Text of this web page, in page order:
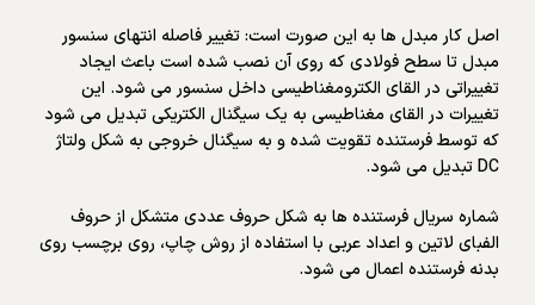
اصل کار مبدل ها به این صورت است: تغییر فاصله انتهای سنسور
مبدل تا سطح فولادی که روی آن نصب شده است باعث ایجاد
تغییراتی در القای الکترومغناطیسی داخل سنسور می شود. این
تغییرات در القای مغناطیسی به یک سیگنال الکتریکی تبدیل می شود
که توسط فرستنده تقویت شده و به سیگنال خروجی به شکل ولتاژ
DC تبدیل می شود.
شماره سریال فرستنده ها به شکل حروف عددی متشکل از حروف
الفبای لاتین و اعداد عربی با استفاده از روش چاپ، روی برچسب روی
بدنه فرستنده اعمال می شود.